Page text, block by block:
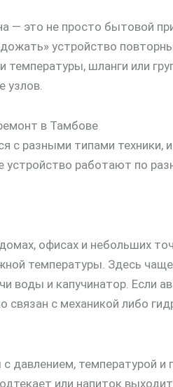
это не просто бытовой
устройство
шланги или
узлов.
в Тамбове
разными типами техники,
работают по
офисах и небольших
температуры. Здесь
воды и капучинатор. Если
связан с механикой либо
давлением, температурой
или напиток